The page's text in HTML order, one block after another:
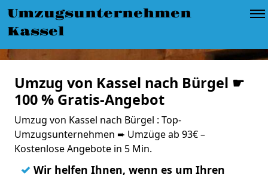
Umzugsunternehmen
Kassel
Umzug von Kassel nach Bürgel ☛
100 % Gratis-Angebot
Umzug von Kassel nach Bürgel : Top-
Umzugsunternehmen ➨ Umzüge ab 93€ –
Kostenlose Angebote in 5 Min.
✓ Wir helfen Ihnen, wenn es um Ihren